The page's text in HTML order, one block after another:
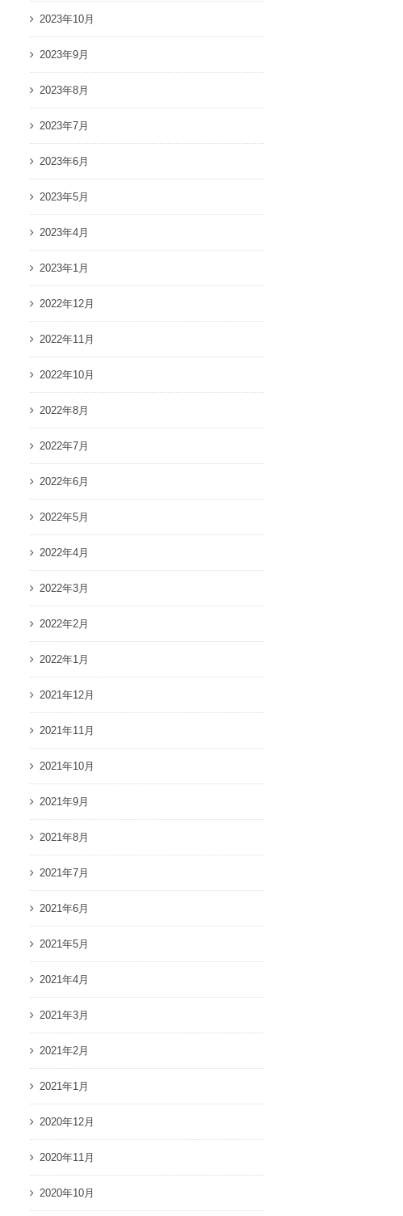
の水女子大学にて「夢に
く！七夕キャリアフェ
を開催しました
に代表 岩橋ひかりが登壇し
2023年10月
2023年9月
2023年8月
2023年7月
2023年6月
2023年5月
2023年4月
2023年1月
2022年12月
2022年11月
2022年10月
2022年8月
2022年7月
2022年6月
2022年5月
2022年4月
2022年3月
2022年2月
2022年1月
2021年12月
2021年11月
2021年10月
2021年9月
2021年8月
2021年7月
2021年6月
2021年5月
2021年4月
2021年3月
2021年2月
2021年1月
2020年12月
2020年11月
2020年10月